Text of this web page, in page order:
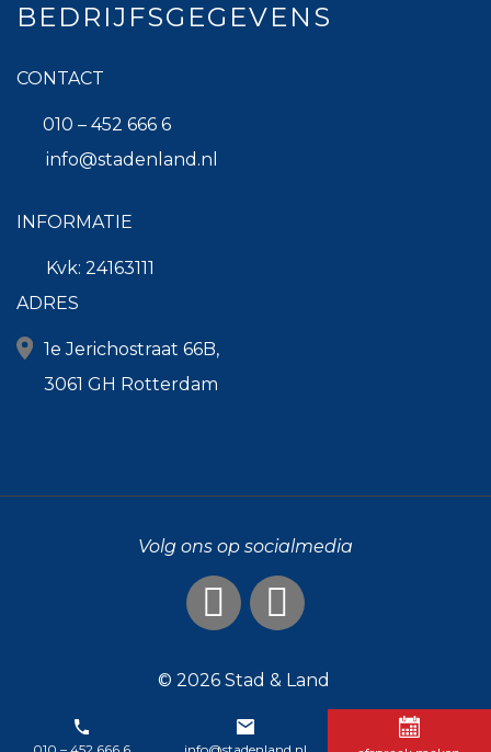
BEDRIJFSGEGEVENS
CONTACT
010 – 452 666 6
info@stadenland.nl
INFORMATIE
Kvk: 24163111
ADRES
1e Jerichostraat 66B,
3061 GH Rotterdam
Volg ons op socialmedia
© 2026 Stad & Land